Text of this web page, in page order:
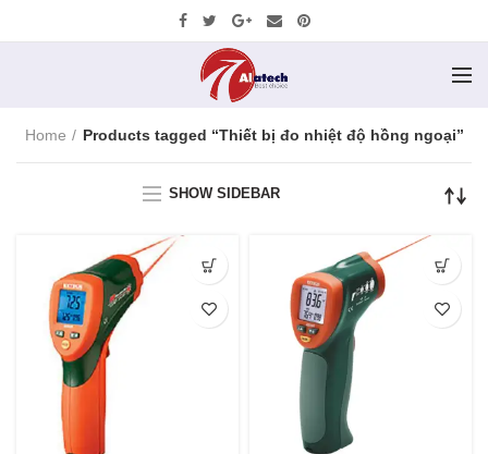
Home Products tagged “Thiết bị đo nhiệt độ hồng ngoại”
SHOW SIDEBAR